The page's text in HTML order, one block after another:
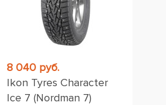
8 040 руб.
Ikon Tyres Character
Ice 7 (Nordman 7)